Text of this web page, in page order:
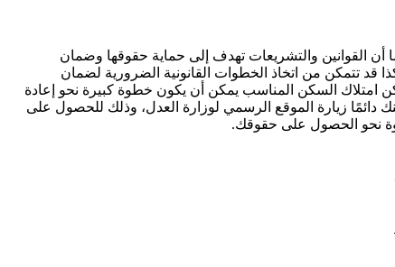
القوانين والتشريعات تهدف إلى حماية حقوقها وضمان
قد تتمكن من اتخاذ الخطوات القانونية الضرورية لضمان
يمكن امتلاك السكن المناسب يمكن أن يكون خطوة كبيرة نحو إعادة
دائمًا زيارة الموقع الرسمي لوزارة العدل، وذلك للحصول على
نحو الحصول على حقوقك.